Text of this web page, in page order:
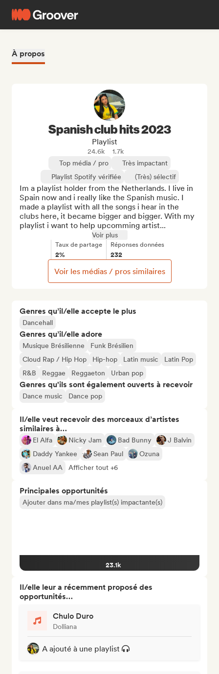
À propos
Genres qu’il/elle accepte le plus
Dancehall
Genres qu’il/elle adore
Musique Brésilienne
Funk Brésilien
Cloud Rap / Hip Hop
Hip-hop Latin music
Latin Pop
R&B
Reggae Reggaeton Urban pop
Genres qu'ils sont également ouverts à recevoir
Dance music Dance pop
Il/elle veut recevoir des morceaux d’artistes
similaires à…
El Alfa Nicky Jam Bad Bunny
J Balvin
Daddy Yankee
Sean Paul
Ozuna
Anuel AA
Afficher tout +6
Principales opportunités
Ajouter dans ma/mes playlist(s) impactante(s)
23.1k
Il/elle leur a récemment proposé des
opportunités…
Chulo Duro
Dolliana
A ajouté à une playlist
Spanish club hits 2023
Playlist
24.6k
1.7k
Top média / pro
Très impactant
Playlist Spotify vérifiée
(Très) sélectif
Im a playlist holder from the Netherlands. I live in
Spain now and i really like the Spanish music. I
made a playlist with all the songs i hear in the
clubs here, it became bigger and bigger. With my
playlist i want to help upcomming artist...
Voir plus
Taux de partage
2%
Réponses données
232
Voir les médias / pros similaires